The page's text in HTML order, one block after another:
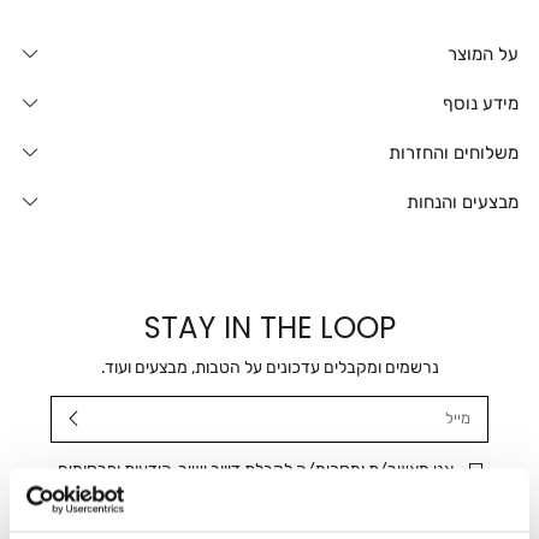
על המוצר
מידע נוסף
משלוחים והחזרות
מבצעים והנחות
STAY IN THE LOOP
נרשמים ומקבלים עדכונים על הטבות, מבצעים ועוד.
אני מאשר/ת ומסכימ/ה לקבלת דיוור ישיר, הודעות ופרסומים
שיווקיים בכלל פרטי הקשר המצויים בידי החברה ובכלל זה דוא"ל
SMS ועוד. המידע ייאסף בהתאם למדיניות הפרטיות של החברה.